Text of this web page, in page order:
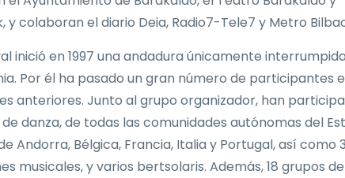
y colaboran el diario Deia, Radio7-Tele7 y Metro
inició en 1997 una andadura únicamente
Por él ha pasado un gran número de participantes
anteriores. Junto al grupo organizador, han
danza, de todas las comunidades autónomas del
Andorra, Bélgica, Francia, Italia y Portugal, así como
musicales, y varios bertsolaris. Además, 18 grupos de